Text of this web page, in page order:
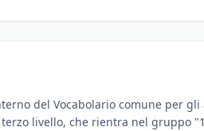
del Vocabolario comune per gli
livello, che rientra nel gruppo